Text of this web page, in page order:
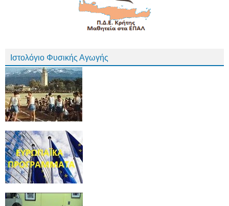
Ιστολόγιο Φυσικής Αγωγής